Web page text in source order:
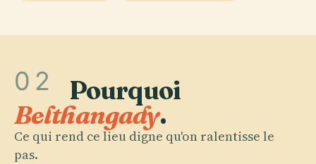
02 Pourquoi
Belthangady.
Ce qui rend ce lieu digne qu'on ralentisse le
pas.